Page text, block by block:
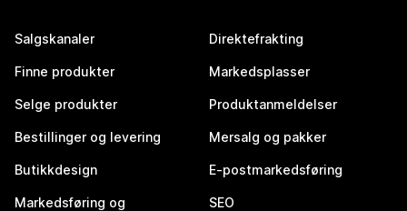
Salgskanaler
Finne produkter
Selge produkter
Bestillinger og levering
Butikkdesign
Markedsføring og
Direktefrakting
Markedsplasser
Produktanmeldelser
Mersalg og pakker
E-postmarkedsføring
SEO